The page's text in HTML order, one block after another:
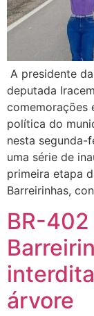
A presidente
deputada
comemorações
política do
nesta segunda-
uma série de
primeira etapa
Barreirinhas,
BR-
árvore